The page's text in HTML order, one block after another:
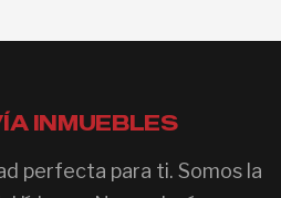
INMUEBLES
perfecta para ti. Somos la